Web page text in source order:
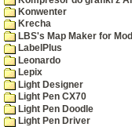
Konwenter
Krecha
LBS's Map Maker for
LabelPlus
Leonardo
Lepix
Light Designer
Light Pen CX70
Light Pen Doodle
Light Pen Driver